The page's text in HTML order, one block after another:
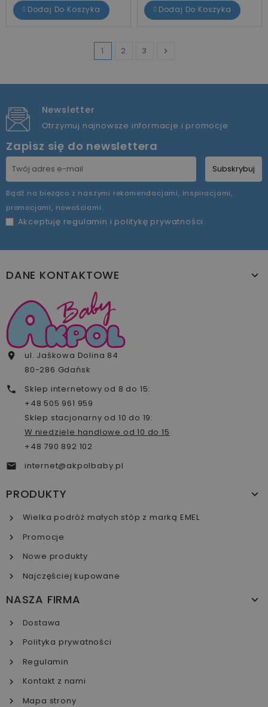
Dodaj Do Koszyka Dodaj Do Koszyka
1 2 3 Następny

Newsletter
Otrzymuj najnowsze informacje i promocje
Zapisz się do newslettera
Subskrybuj
Bądź na bieżąco z naszymi rekomendacjami, inspiracjami,
promocjami, nowościami.
Akceptuję regulamin i politykę prywatności.
DANE KONTAKTOWE

ul. Jaśkowa Dolina 84
80-286 Gdańsk

Sklep internetowy od 8 do 15:
+48 505 961 959
Sklep stacjonarny od 10 do 19:
W niedziele handlowe od 10 do 15
+48 790 892 102
 internet@akpolbaby.pl
PRODUKTY
Wielka podróż małych stóp z marką EMEL
Promocje
Nowe produkty
Najczęściej kupowane
NASZA FIRMA
Dostawa
Polityka prywatności
Regulamin
Kontakt z nami
Mapa strony